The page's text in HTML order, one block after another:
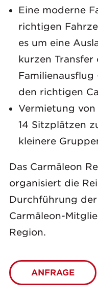
Eine moderne
richtigen
es um eine
kurzen Transfer
Familienausflug
den richtigen
Vermietung
14 Sitzplätzen
kleinere
Das Carmäleon
organisiert die
Durchführung
Carmäleon-
Region.
ANFRAGE